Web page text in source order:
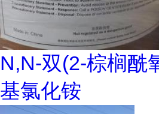
N,N-双(2-棕榈酰
基氯化铵